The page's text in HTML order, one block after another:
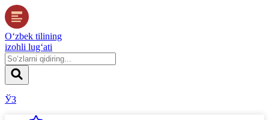
O‘zbek tilining
izohli lug‘ati
ЎЗ